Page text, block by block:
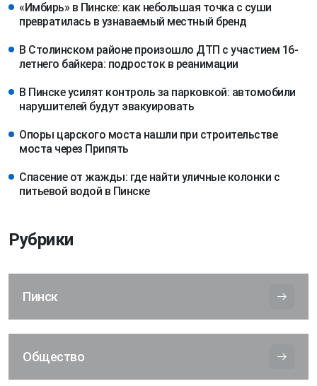
«Имбирь» в Пинске: как небольшая точка с суши
превратилась в узнаваемый местный бренд
В Столинском районе произошло ДТП с участием 16-
летнего байкера: подросток в реанимации
В Пинске усилят контроль за парковкой: автомобили
нарушителей будут эвакуировать
Опоры царского моста нашли при строительстве
моста через Припять
Спасение от жажды: где найти уличные колонки с
питьевой водой в Пинске
Рубрики
Пинск
Общество